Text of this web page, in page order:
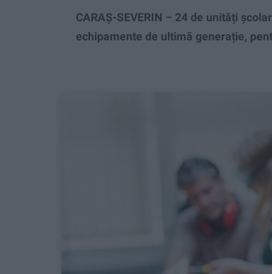
CARAȘ-SEVERIN – 24 de unități
echipamente de ultimă generație,